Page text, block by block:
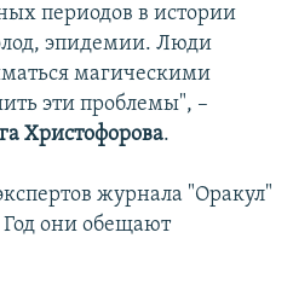
периодов в истории
эпидемии. Люди
магическими
эти проблемы", –
Христофорова.
журнала "Оракул"
они обещают